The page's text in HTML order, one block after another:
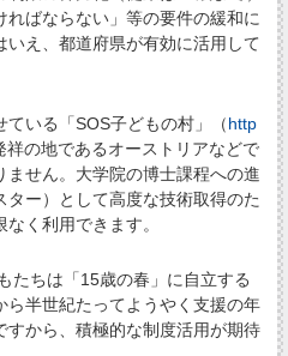
ればならない」等の要件の緩和に
え、都道府県が有効に活用して
いる「SOS子どもの村」（http
祥の地であるオーストリアなどで
せん。大学院の博士課程への進
ー）として高度な技術取得のた
く利用できます。
ちは「15歳の春」に自立する
ら半世紀たってようやく支援の年
から、積極的な制度活用が期待